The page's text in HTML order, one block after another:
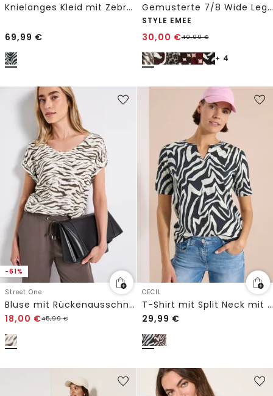
Knielanges Kleid mit Zebraprint
69,99 €
Gemusterte 7/8 Wide Leg Hose
STYLE EMEE
30,00 €49,99€
+ 4
-61%
Street One
Bluse mit Rückenausschnitt
18,00 €45,99€
CECIL
T-Shirt mit Split Neck mit Print
29,99 €